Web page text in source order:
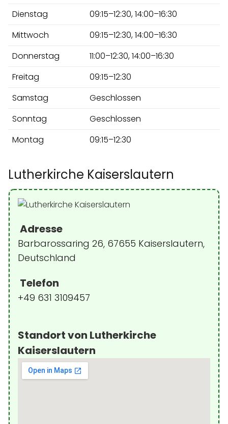
Dienstag
09:15–12:30, 14:00–16:30
Mittwoch
09:15–12:30, 14:00–16:30
Donnerstag
11:00–12:30, 14:00–16:30
Freitag
09:15–12:30
Samstag
Geschlossen
Sonntag
Geschlossen
Montag
09:15–12:30
Lutherkirche Kaiserslautern
Adresse
Barbarossaring 26, 67655 Kaiserslautern,
Deutschland
Telefon
+49 631 3109457
Standort von Lutherkirche
Kaiserslautern